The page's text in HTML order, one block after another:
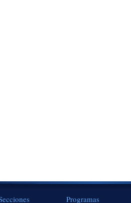
Programas